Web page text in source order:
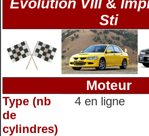
Sti
Moteur
Type (nb
de
cylindres)
4 en ligne